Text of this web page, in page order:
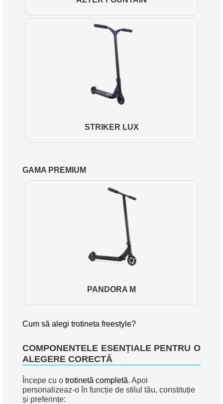
STRIKER LUX
GAMA PREMIUM
PANDORA M
Cum să alegi trotineta freestyle?
COMPONENTELE ESENȚIALE PENTRU O
ALEGERE CORECTĂ
Începe cu o trotinetă completă. Apoi
personalizeaz-o în funcție de stilul tău, constituție
și preferințe: